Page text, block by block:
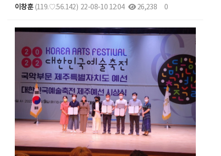
이창훈(119.♡.56.142) 22-08-10 12:04 26,238 0
본문